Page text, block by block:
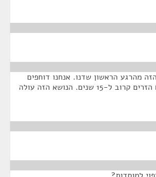
מהרגע הראשון שדנו. אנחנו דוחפים
את הבאת העובדים הזרים קרוב ל-15 שנים. הנושא הזה עולה